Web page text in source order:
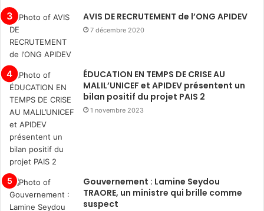
AVIS DE RECRUTEMENT de l’ONG APIDEV
7 décembre 2020
ÉDUCATION EN TEMPS DE CRISE AU
MALIL’UNICEF et APIDEV présentent un
bilan positif du projet PAIS 2
1 novembre 2023
Gouvernement : Lamine Seydou
TRAORE, un ministre qui brille comme
suspect